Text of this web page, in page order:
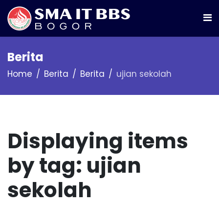
Berita
Home Berita Berita ujian sekolah
Displaying items
by tag: ujian
sekolah